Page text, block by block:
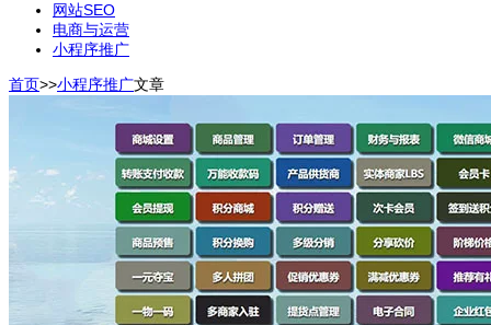
网站SEO
电商与运营
小程序推广
首页>>小程序推广文章